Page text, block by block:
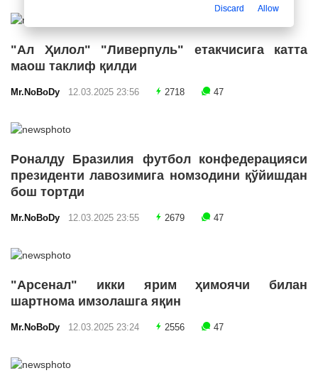
"Ал Ҳилол" "Ливерпуль" етакчисига катта
маош таклиф қилди
Mr.NoBoDy 12.03.2025 23:56 2718 47
Роналду Бразилия футбол конфедерацияси
президенти лавозимига номзодини қўйишдан
бош тортди
Mr.NoBoDy 12.03.2025 23:55 2679 47
"Арсенал" икки ярим ҳимоячи билан
шартнома имзолашга яқин
Mr.NoBoDy 12.03.2025 23:24 2556 47
Discard Allow